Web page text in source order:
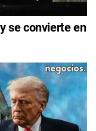
se convierte en